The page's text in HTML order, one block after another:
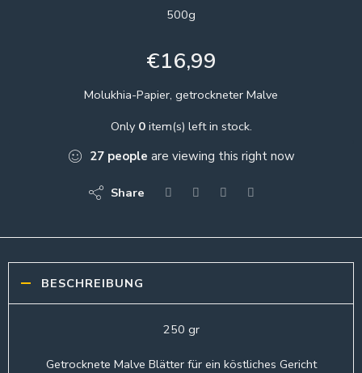
500g
€16,99
Molukhia-Papier, getrockneter Malve
Only 0item(s) left in stock.
27 people are viewing this right now
Share
BESCHREIBUNG
250 gr
Getrocknete Malve Blätter für ein köstliches Gericht